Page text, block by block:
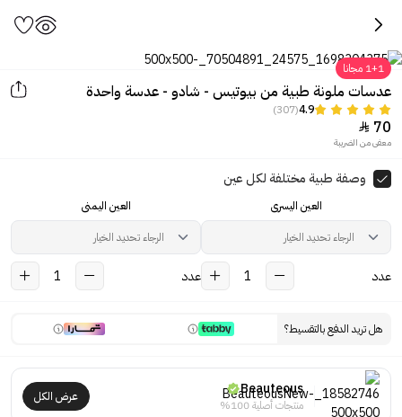
1+1 مجانا
اضغط لرؤية العين قبل وبعد ارتداء
العدسات
عدسات ملونة طبية من بيوتيس - شادو - عدسة واحدة
4.9
(307)
70

معفى من الضريبة
وصفة طبية مختلفة لكل عين
العين اليسرى
عدد 1
العين اليمنى
عدد 1
هل تريد الدفع بالتقسيط؟
Beauteous
منتجات أصلية 100%
عرض الكل